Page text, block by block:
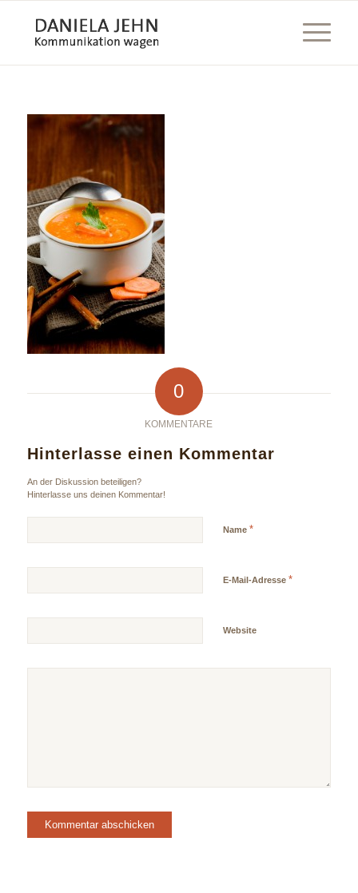
0
KOMMENTARE
Hinterlasse einen Kommentar
An der Diskussion beteiligen?
Hinterlasse uns deinen Kommentar!
Name *
E-Mail-Adresse *
Website